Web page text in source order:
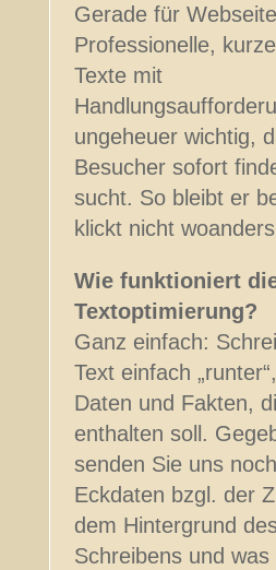
Gerade für
Professionelle,
Texte mit
ungeheuer wichtig,
Besucher sofort
sucht. So bleibt er
klickt nicht
Wie funktioniert
Textoptimierung?
Ganz einfach:
Text einfach
Daten und Fakten,
enthalten soll.
senden Sie uns
Eckdaten bzgl. der
dem Hintergrund
Schreibens und